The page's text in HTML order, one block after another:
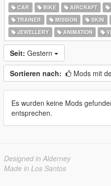
CAR BIKE AIRCRAFT
TRAINER
MISSION SKIN
JEWELLERY
ANIMATION
Seit: Gestern
Sortieren nach: Mods mit
Es wurden keine Mods
entsprechen.
Designed in Alderney
Made in Los Santos